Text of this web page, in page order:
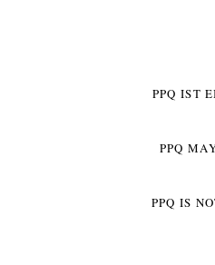
PPQ IST
PPQ
PPQ IS